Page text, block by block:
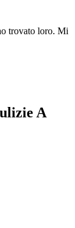
trovato loro. Mi
A